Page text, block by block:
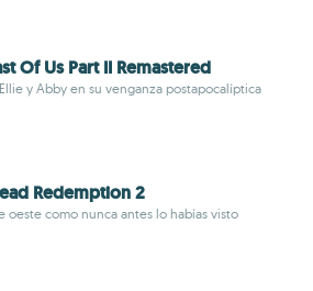
Of Us Part II Remastered
y Abby en su venganza postapocalíptica
Redemption 2
oeste como nunca antes lo habías visto